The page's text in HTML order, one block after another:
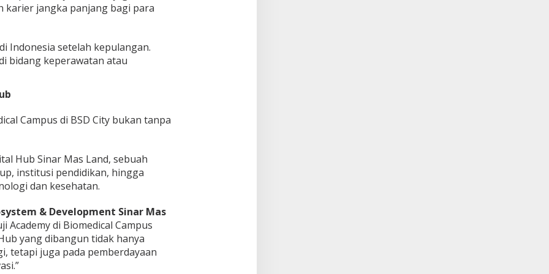
karier jangka panjang bagi para
Indonesia setelah kepulangan.
bidang keperawatan atau
Campus di BSD City bukan tanpa
Hub Sinar Mas Land, sebuah
institusi pendidikan, hingga
dan kesehatan.
& Development Sinar Mas
Academy di Biomedical Campus
yang dibangun tidak hanya
tetapi juga pada pemberdayaan